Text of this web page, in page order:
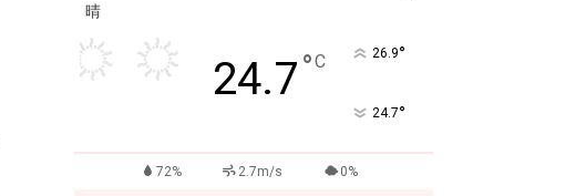
晴
24.7°C 26.9°
24.7°
72% 2.7m/s 0%